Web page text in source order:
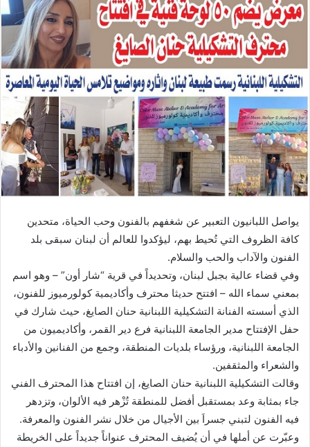
يواصل اللبانيون التعبير عن شغفهم بالفنون وحب الحياة، متحدين
كافة الظروف التي تُحيط بهم، ليؤكدوا للعالم أن لبنان سبقى بلد
الفنون والآداب والحب والسلام.
وفي قضاء عالية بجبل لبنان، وتحديداً في قرية “شار أون” – وهو اسم
بمعني سماء الله – افتتح حديثا محترف وأكاديمية كولورميوز للفنون،
الذي أسسته الفنانة التشكيلية اللبنانية حنان الصايغ، حيث شارك في
حفل الإفتتاح مدير الجامعة اللبنانية فرع دير القمر، وأكاديميون من
الجامعة اللبنانية، ورؤساء بلديات المنطقة، وجمع من الفنانين والأدباء
والشعراء والمثقفين.
وقالت التشكيلية اللبنانية حنان الصايغ، إن افتتاح هذا المحترف الفني
جاء بمثابة وعد بمستقبل أفضل للمنطقة تُزْهر فيه الألوان، وتزدهر
فيه الفنون لتبني جسراَ بين الأجيال من خلال نشر الفنون والمعرفة.
وعبّرت عن أملها في أن يُضيف المحترف عنواناً جديداً على الخريطة